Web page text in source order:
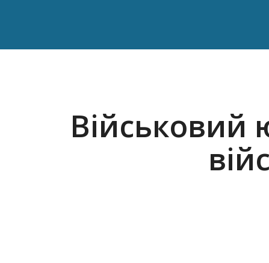
Військовий